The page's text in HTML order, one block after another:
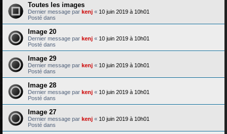
Toutes les images
Dernier message par kenj « 10 juin 2019 à 10h01
Posté dans
Image 20
Dernier message par kenj « 10 juin 2019 à 10h01
Posté dans
Image 29
Dernier message par kenj « 10 juin 2019 à 10h01
Posté dans
Image 28
Dernier message par kenj « 10 juin 2019 à 10h01
Posté dans
Image 27
Dernier message par kenj « 10 juin 2019 à 10h01
Posté dans